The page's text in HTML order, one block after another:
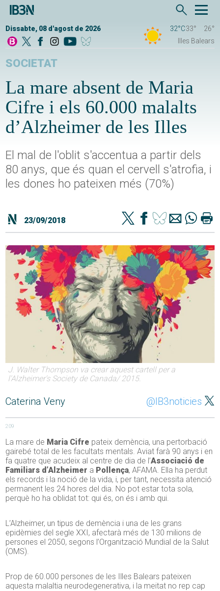
Dissabte, 08 d'agost de 2026 32°C33°
26°
Illes Balears
SOCIETAT
La mare absent de Maria
Cifre i els 60.000 malalts
d’Alzheimer de les Illes
El mal de l'oblit s'accentua a partir dels
80 anys, que és quan el cervell s'atrofia, i
les dones ho pateixen més (70%)
23/09/2018
J. Walter Thompson va crear aquest cartell per a
l'Alzheimer's Society de Canada/ 2015.
Caterina Veny @IB3noticies
209
La mare de Maria Cifre pateix demència, una pertorbació
gairebé total de les facultats mentals. Aviat farà 90 anys i en
fa quatre que acudeix al centre de dia de l’Associació de
Familiars d’Alzheimer a Pollença, AFAMA. Ella ha perdut
els records i la noció de la vida, i, per tant, necessita atenció
permanent les 24 hores del dia. No pot estar tota sola,
perquè ho ha oblidat tot: qui és, on és i amb qui.
L’Alzheimer, un tipus de demència i una de les grans
epidèmies del segle XXI, afectarà més de 130 milions de
persones el 2050, segons l’Organització Mundial de la Salut
(OMS).
Prop de 60.000 persones de les Illes Balears pateixen
aquesta malaltia neurodegenerativa, i la meitat no rep cap